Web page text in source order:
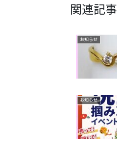
関連記事
お知らせ
お知らせ